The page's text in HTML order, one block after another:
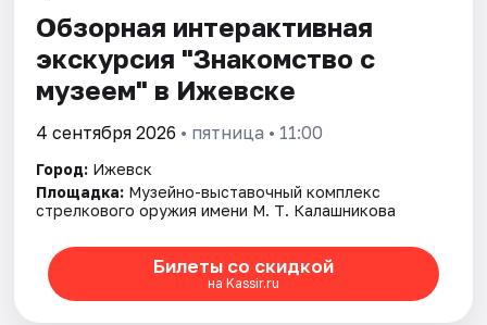
Обзорная интерактивная
экскурсия "Знакомство с
музеем" в Ижевске
4 сентября 2026 • пятница • 11:00
Город: Ижевск
Площадка: Музейно-выставочный комплекс
стрелкового оружия имени М. Т. Калашникова
Билеты со скидкой
на Kassir.ru